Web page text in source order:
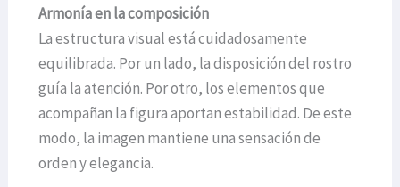
Armonía en la composición
La estructura visual está cuidadosamente
equilibrada. Por un lado, la disposición del rostro
guía la atención. Por otro, los elementos que
acompañan la figura aportan estabilidad. De este
modo, la imagen mantiene una sensación de
orden y elegancia.